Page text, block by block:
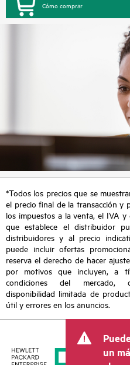
Cómo comprar
*Todos los precios que se
el precio final de la transacción y
los impuestos a la venta, el IVA
que establece el distribuidor
distribuidores y al precio
puede incluir ofertas
reserva el derecho de hacer
por motivos que incluyen, a
condiciones del mercado,
disponibilidad limitada de
útil y errores en los anuncios.
un